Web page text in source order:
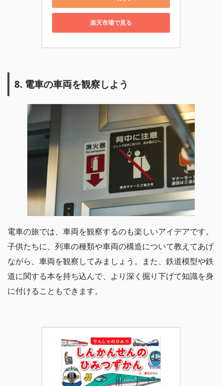
楽天市場で見る
8. 電車の車両を観察しよう
電車の旅では、車両を観察するのも楽しいアイデアです。
子供たちに、列車の種類や車両の構造について教えてあげ
ながら、車両を観察してみましょう。また、鉄道模型や鉄
道に関する本を持ち込んで、より深く掘り下げて知識を身
に付けることもできます。